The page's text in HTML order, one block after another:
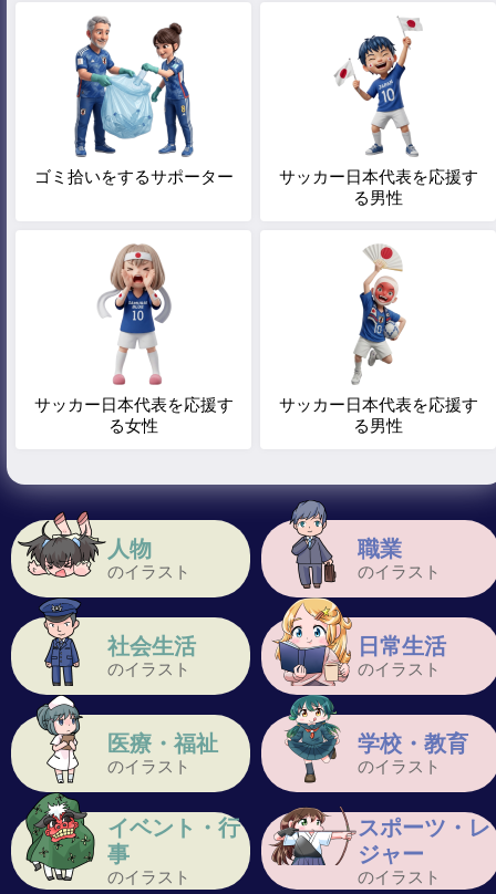
人物
のイラスト
職業
のイラスト
社会生活
のイラスト
日常生活
のイラスト
医療・福祉
のイラスト
学校・教育
のイラスト
イベント・行
事
のイラスト
スポーツ・レ
ジャー
のイラスト
ゴミ拾いをするサポーター
サッカー日本代表を応援す
る男性
サッカー日本代表を応援す
る女性
サッカー日本代表を応援す
る男性